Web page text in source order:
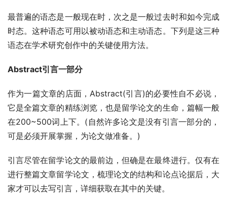
最普遍的语态是一般现在时，次之是一般过去时和如今完成
时态。这种语态可用以被动语态和主动语态。下列是这三种
语态在学术研究创作中的关键使用方法。
Abstract引言一部分
作为一篇文章的店面，Abstract(引言)的必要性自不必说，
它是全篇文章的精练浏览，也是留学论文的生命，篇幅一般
在200~500词上下。(自然许多论文是没有引言一部分的，
可是必须开展掌握，为论文做准备。)
引言尽管在留学论文的最前边，但确是在最终进行。仅有在
进行整篇文章留学论文，梳理论文的结构和论点论据后，大
家才可以去写引言，详细获取在其中的关键。